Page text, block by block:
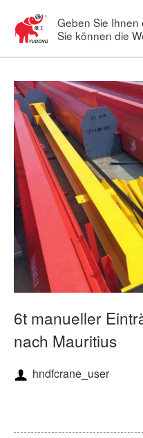
Geben Sie Ihnen
Sie können die
Portalkrane
Brückenkran
Schwenkkranen
Elektro hebezeug
Kran-Ersatzteile
Über uns
Gehäuse
6t manueller
nach Mauritius
hndfcrane_user